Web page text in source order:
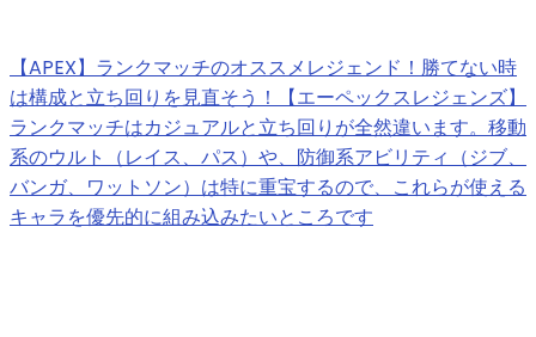
【APEX】ランクマッチのオススメレジェンド！勝てない時
は構成と立ち回りを見直そう！【エーペックスレジェンズ】
ランクマッチはカジュアルと立ち回りが全然違います。移動
系のウルト（レイス、パス）や、防御系アビリティ（ジブ、
バンガ、ワットソン）は特に重宝するので、これらが使える
キャラを優先的に組み込みたいところです